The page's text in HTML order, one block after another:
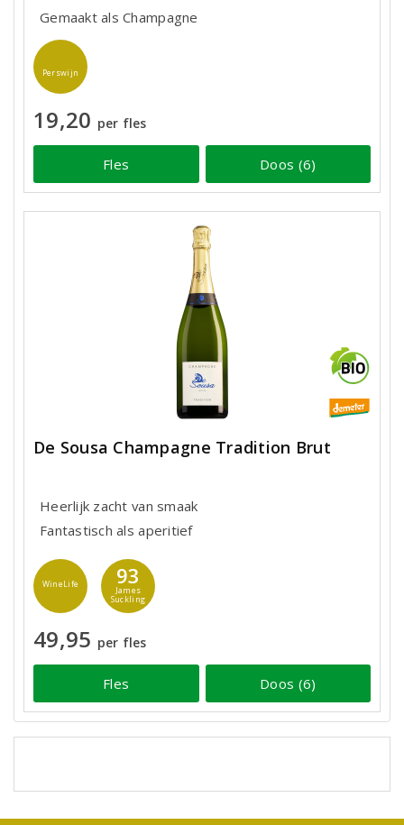
Gemaakt als Champagne
Perswijn
19,20 per fles
Fles Doos (6)
De Sousa Champagne Tradition Brut
Heerlijk zacht van smaak
Fantastisch als aperitief
WineLife 93
James
Suckling
49,95 per fles
Fles Doos (6)